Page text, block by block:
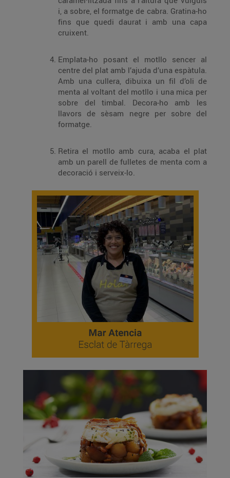
i, a sobre, el formatge de cabra. Gratina-ho
fins que quedi daurat i amb una capa
cruixent.
Emplata-ho posant el motllo sencer al
centre del plat amb l’ajuda d’una espàtula.
Amb una cullera, dibuixa un fil d’oli de
menta al voltant del motllo i una mica per
sobre del timbal. Decora-ho amb les
llavors de sèsam negre per sobre del
formatge.
Retira el motllo amb cura, acaba el plat
amb un parell de fulletes de menta com a
decoració i serveix-lo.